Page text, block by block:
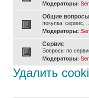
Модераторы:
Общие
покупка, сервис, ...
Модераторы:
Сервис
Вопросы по
Модераторы:
Удалить